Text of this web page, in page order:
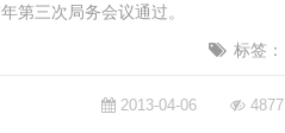
第三次局务会议通过。
标签：
2013-04-06 4877